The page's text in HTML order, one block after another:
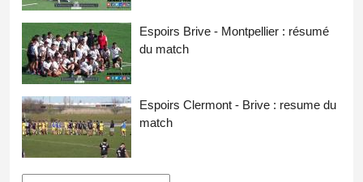
Espoirs Brive - Montpellier : résumé
du match
Espoirs Clermont - Brive : resume du
match